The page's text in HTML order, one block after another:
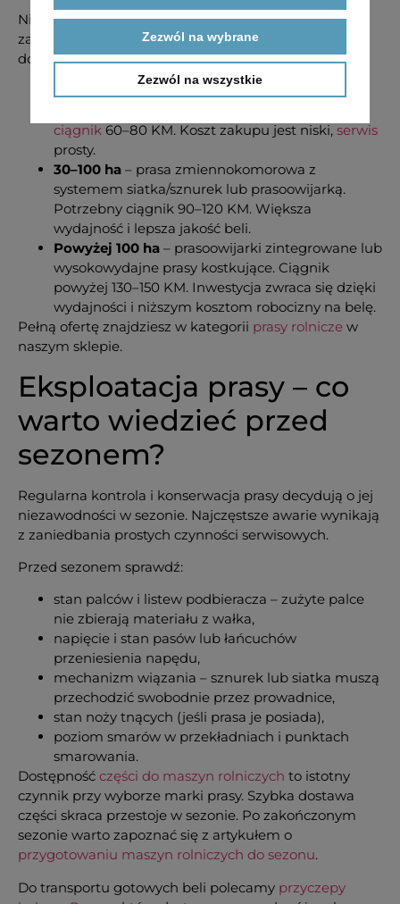
Zezwól na wybrane
Zezwól na wszystkie
Nie ma jednej prasy idealnej dla każdego – wybór
zależy głównie od areału, rodzaju produkcji i
dostępnego sprzętu.
– prosta prasa stałokomorowa z
ciągnik 60–80 KM. Koszt zakupu jest niski, serwis
prosty.
30–100 ha – prasa zmiennokomorowa z
systemem siatka/sznurek lub prasoowijarką.
Potrzebny ciągnik 90–120 KM. Większa
wydajność i lepsza jakość beli.
Powyżej 100 ha – prasoowijarki zintegrowane lub
wysokowydajne prasy kostkujące. Ciągnik
powyżej 130–150 KM. Inwestycja zwraca się dzięki
wydajności i niższym kosztom robocizny na belę.
Pełną ofertę znajdziesz w kategorii prasy rolnicze w
naszym sklepie.
Eksploatacja prasy – co
warto wiedzieć przed
sezonem?
Regularna kontrola i konserwacja prasy decydują o jej
niezawodności w sezonie. Najczęstsze awarie wynikają
z zaniedbania prostych czynności serwisowych.
Przed sezonem sprawdź:
stan palców i listew podbieracza – zużyte palce
nie zbierają materiału z wałka,
napięcie i stan pasów lub łańcuchów
przeniesienia napędu,
mechanizm wiązania – sznurek lub siatka muszą
przechodzić swobodnie przez prowadnice,
stan noży tnących (jeśli prasa je posiada),
poziom smarów w przekładniach i punktach
smarowania.
Dostępność części do maszyn rolniczych to istotny
czynnik przy wyborze marki prasy. Szybka dostawa
części skraca przestoje w sezonie. Po zakończonym
sezonie warto zapoznać się z artykułem o
przygotowaniu maszyn rolniczych do sezonu.
Do transportu gotowych beli polecamy przyczepy